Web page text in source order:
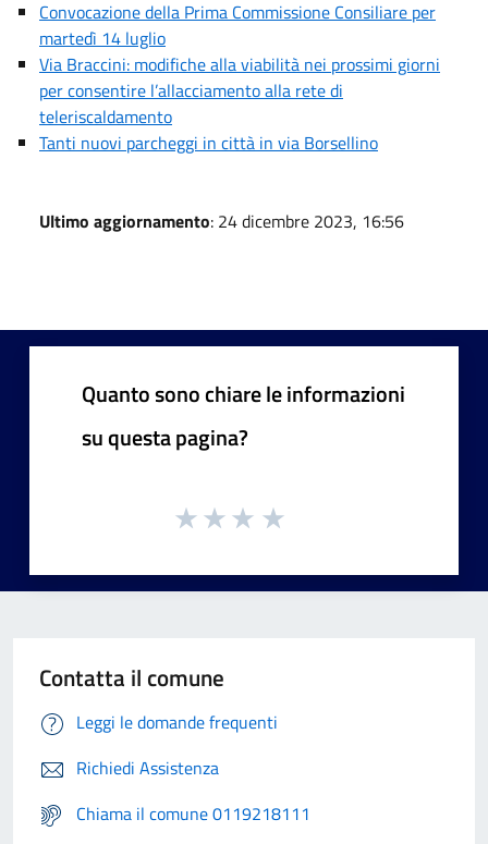
Convocazione della Prima Commissione Consiliare per
martedì 14 luglio
Via Braccini: modifiche alla viabilità nei prossimi giorni
per consentire l’allacciamento alla rete di
teleriscaldamento
Tanti nuovi parcheggi in città in via Borsellino
Ultimo aggiornamento: 24 dicembre 2023, 16:56
Quanto sono chiare le informazioni
su questa pagina?
Contatta il comune
Leggi le domande frequenti
Richiedi Assistenza
Chiama il comune 0119218111